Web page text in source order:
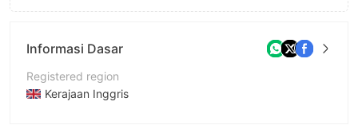
Informasi Dasar
Registered region
Kerajaan Inggris